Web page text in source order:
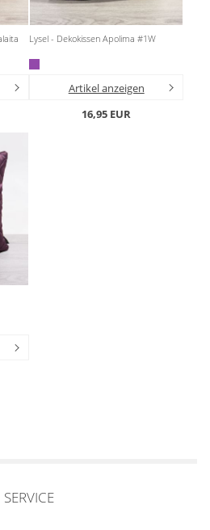
Lysel - Dekokissen Apolima #1W
Artikel anzeigen
16,95 EUR
SERVICE